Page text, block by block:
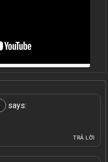
says:
TRẢ LỜI